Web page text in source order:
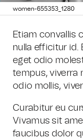
women-655353_1280
Etiam convallis
nulla efficitur id.
eget odio
tempus, viverra
odio mollis,
Curabitur eu
Vivamus sit
faucibus dolor